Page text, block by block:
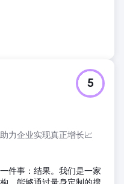
力企业实现真正增长📈
5
件事：结果。我们是一家
，能够通过量身定制的搜